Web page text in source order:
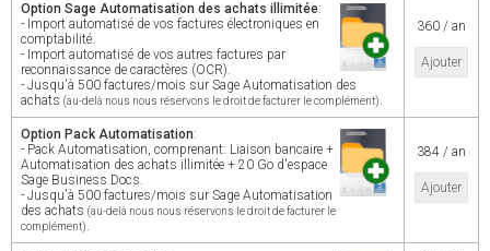
Option Sage Automatisation des achats illimitée:
- Import automatisé de vos factures électroniques en
comptabilité.
- Import automatisé de vos autres factures par
reconnaissance de caractères (OCR).
- Jusqu'à 500 factures/mois sur Sage Automatisation des
achats (au-delà nous nous réservons le droit de facturer le complément).
360 / an
Ajouter
Option Pack Automatisation:
- Pack Automatisation, comprenant: Liaison bancaire +
Automatisation des achats illimitée + 20 Go d'espace
Sage Business Docs.
- Jusqu'à 500 factures/mois sur Sage Automatisation
des achats (au-delà nous nous réservons le droit de facturer le
complément).
384 / an
Ajouter